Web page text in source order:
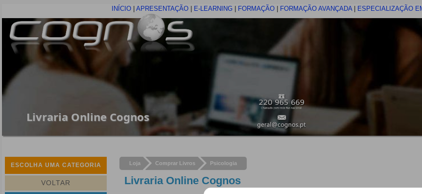
INÍCIO APRESENTAÇÃO E-LEARNING FORMAÇÃO FORMAÇÃO AVANÇADA| ESPECIALIZAÇÃO
Livraria Online Cognos
ESCOLHA UMA CATEGORIA
VOLTAR
Loja Comprar Livros Psicologia
Livraria Online Cognos